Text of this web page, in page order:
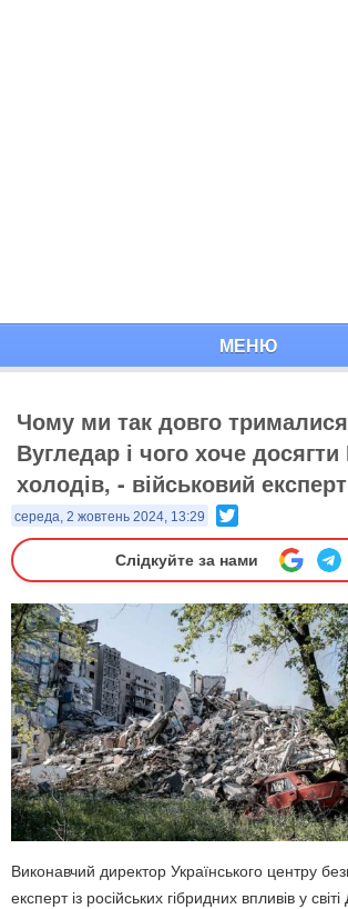
МЕНЮ
Чому ми так довго
Вугледар і чого хоче
холодів, - військовий експерт
середа, 2 жовтень 2024, 13:29
Слідкуйте за нами
Виконавчий директор Українського центру
експерт із російських гібридних впливів у